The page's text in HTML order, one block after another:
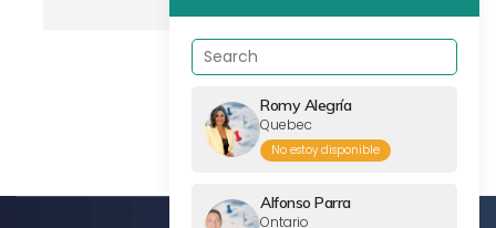
Romy Alegría
Quebec
No estoy disponible
Alfonso Parra
Ontario